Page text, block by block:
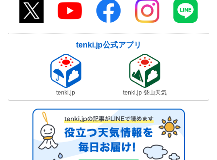
tenki.jp公式アプリ
tenki.jp tenki.jp 登山天気